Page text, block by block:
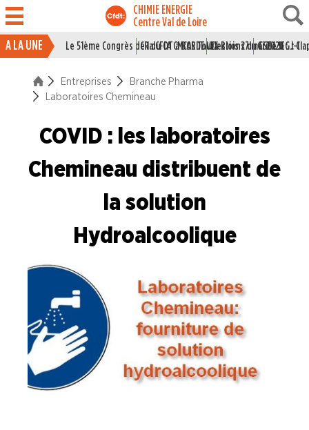
CHIMIE ENERGIE
Centre Val de Loire
ACTUALITÉ
ENTREPRISES
Branche Chimie
Branche I.E.G.
Branche Pharma
Colorcon
Delpharm Orléans
Delpharm Saint-Rémy-sur-Avre
Ethypharm
A LA UNE Le 51ème Congrès de la CFDT à BORDEAUX
CR du CA CMCAS Tours Blois 27 mai 2026
Elections du CSE LSI : J-1
Grille IEG :
Entreprises
Branche Pharma
Laboratoires Chemineau
COVID : les laboratoires
Chemineau distribuent de
la solution
Hydroalcoolique